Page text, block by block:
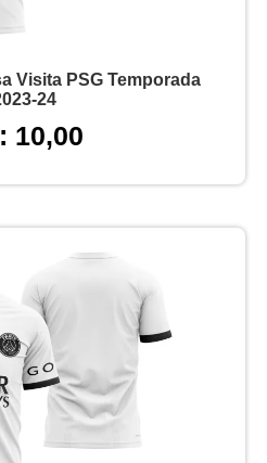
Visita PSG Temporada
24
10,00